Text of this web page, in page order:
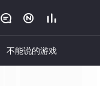
  
不能说的游戏